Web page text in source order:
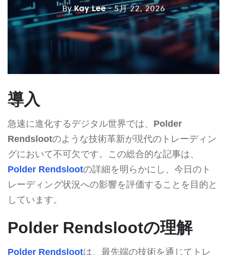
ByKay Lee - 5月 22, 2026
導入
急速に進化するデジタル世界では、 Polder
Rendslootのような技術革新が現代のトレーディン
グにおいて不可欠です。この総合的な記事は、
Polder Rendslootの詳細を明らかにし、今日のト
レーディング状況への影響を評価することを目的と
しています。
Polder Rendslootの理解
Polder Rendslootは、最先端の技術を通じてトレ